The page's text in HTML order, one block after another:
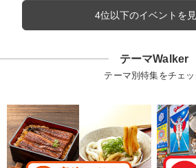
4位以下のイベントを
テーマWalker
テーマ別特集をチェッ